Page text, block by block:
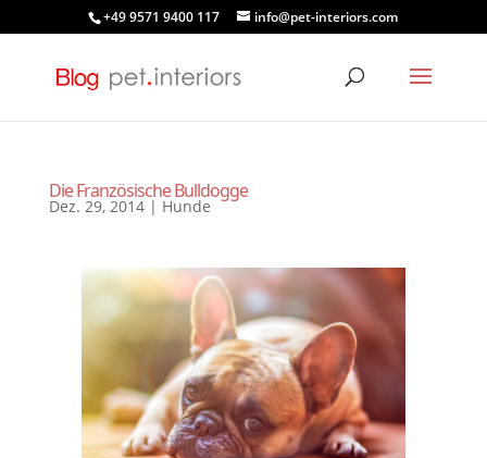
+49 9571 9400 117 info@pet-interiors.com
Die Französische Bulldogge
Dez. 29, 2014| Hunde